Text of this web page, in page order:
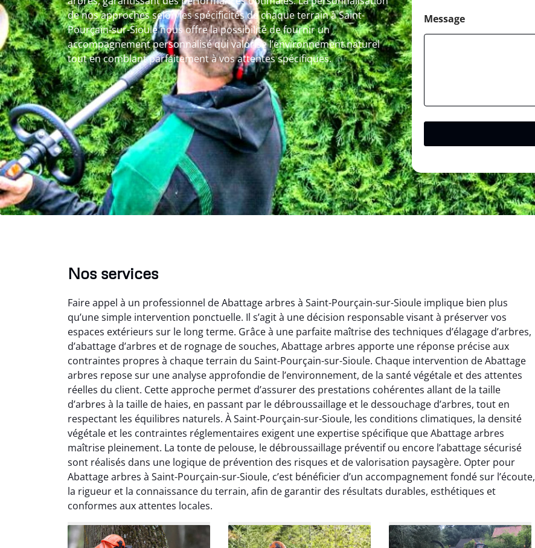
de nos approches selon les spécificités de chaque terrain à Saint-
Pourçain-sur-Sioule nous offre la possibilité de fournir un
accompagnement personnalisé qui valorise l’environnement naturel
tout en comblant parfaitement à vos attentes spécifiques.
Message
Nos services
Faire appel à un professionnel de Abattage arbres à Saint-Pourçain-sur-Sioule implique bien plus
qu’une simple intervention ponctuelle. Il s’agit à une décision responsable visant à préserver vos
espaces extérieurs sur le long terme. Grâce à une parfaite maîtrise des techniques d’élagage d’arbres,
d’abattage d’arbres et de rognage de souches, Abattage arbres apporte une réponse précise aux
contraintes propres à chaque terrain du Saint-Pourçain-sur-Sioule. Chaque intervention de Abattage
arbres repose sur une analyse approfondie de l’environnement, de la santé végétale et des attentes
réelles du client. Cette approche permet d’assurer des prestations cohérentes allant de la taille
d’arbres à la taille de haies, en passant par le débroussaillage et le dessouchage d’arbres, tout en
respectant les équilibres naturels. À Saint-Pourçain-sur-Sioule, les conditions climatiques, la densité
végétale et les contraintes réglementaires exigent une expertise spécifique que Abattage arbres
maîtrise pleinement. La tonte de pelouse, le débroussaillage préventif ou encore l’abattage sécurisé
sont réalisés dans une logique de prévention des risques et de valorisation paysagère. Opter pour
Abattage arbres à Saint-Pourçain-sur-Sioule, c’est bénéficier d’un accompagnement fondé sur l’écoute,
la rigueur et la connaissance du terrain, afin de garantir des résultats durables, esthétiques et
conformes aux attentes locales.
Soraya Benali
07 février 2026
Service irréprochable du
début à la fin. Les arbres ont
été parfaitement entretenus
et le nettoyage après
intervention est impeccable.
Je recommande vivement.
Léandro Vasseur
12 juillet 2025
Intervention rapide et très
professionnelle pour
l’élagage de mes arbres. Le
travail est propre, sécurisé et
parfaitement réalisé. Je
recommande sans hésiter.